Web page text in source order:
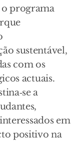
o programa
sustentável,
com os
actuais.
a
em
positivo na